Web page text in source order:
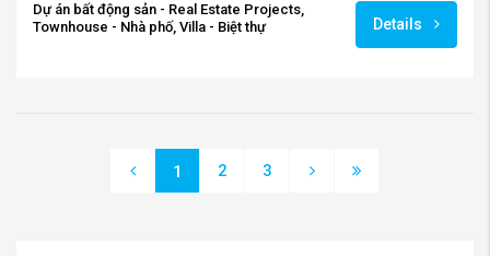
Dự án bất động sản - Real Estate Projects,
Townhouse - Nhà phố, Villa - Biệt thự
Details
1 2 3